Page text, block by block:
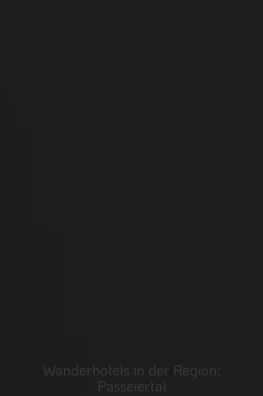
Wanderhotels in der Region:
Passeiertal